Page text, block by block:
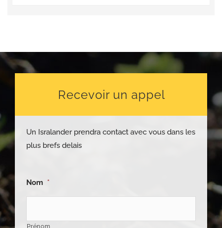
Recevoir un appel
Un Isralander prendra contact avec vous dans les
plus brefs delais
Nom *
Prénom